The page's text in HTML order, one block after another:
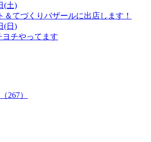
(土)
＆てづくりバザールに出店します！
(日)
ヨチやってます
267）